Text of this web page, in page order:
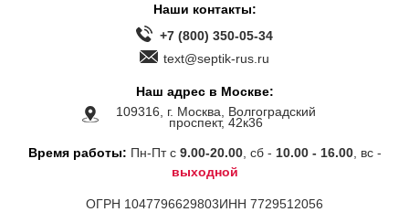
Наши контакты:
+7 (800) 350-05-34
text@septik-rus.ru
Наш адрес в Москве:
109316, г. Москва, Волгоградский
проспект, 42к36
Время работы: Пн-Пт с 9.00-20.00, сб - 10.00 - 16.00, вс -
выходной
ОГРН 1047796629803ИНН 7729512056